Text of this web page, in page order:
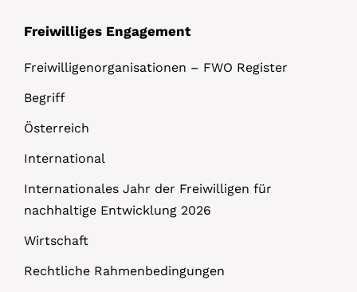
Freiwilliges Engagement
Freiwilligenorganisationen – FWO Register
Begriff
Österreich
International
Internationales Jahr der Freiwilligen für
nachhaltige Entwicklung 2026
Wirtschaft
Rechtliche Rahmenbedingungen